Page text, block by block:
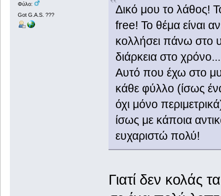
Φύλο:
Got G.A.S. ???
Δικό μου το λάθος!
free! Το θέμα είναι
κολλήσει πάνω στο
διάρκεια στο
Αυτό που έχω στο
κάθε φύλλο (ίσως
όχι μόνο
ίσως με κάποια
ευχαριστώ πολύ!
Γιατί δεν κολάς